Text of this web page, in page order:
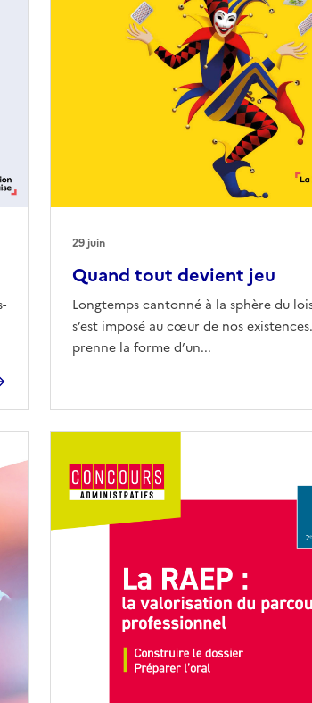
Quand tout devient jeu
Longtemps cantonné à la sphère du
s’est imposé au cœur de nos
prenne la forme d’un...
29 juin